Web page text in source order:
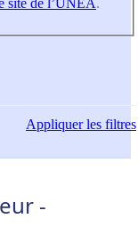
site de l’UNEA.
Appliquerles filtres
-